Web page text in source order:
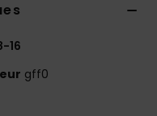
16
gff0